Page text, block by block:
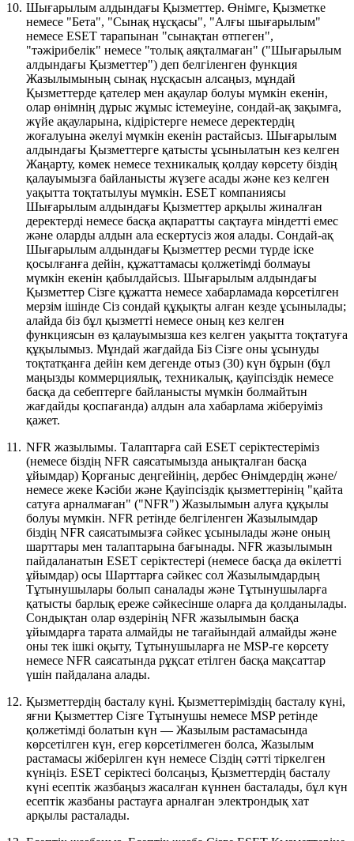
10. Шығарылым алдындағы Қызметтер. Өнімге, Қызметке
немесе "Бета", "Сынақ нұсқасы", "Алғы шығарылым"
немесе ESET тарапынан "сынақтан өтпеген",
"тәжірибелік" немесе "толық аяқталмаған" ("Шығарылым
алдындағы Қызметтер") деп белгіленген функция
Жазылымының сынақ нұсқасын алсаңыз, мұндай
Қызметтерде қателер мен ақаулар болуы мүмкін екенін,
олар өнімнің дұрыс жұмыс істемеуіне, сондай-ақ зақымға,
жүйе ақауларына, кідірістерге немесе деректердің
жоғалуына әкелуі мүмкін екенін растайсыз. Шығарылым
алдындағы Қызметтерге қатысты ұсынылатын кез келген
Жаңарту, көмек немесе техникалық қолдау көрсету біздің
қалауымызға байланысты жүзеге асады және кез келген
уақытта тоқтатылуы мүмкін. ESET компаниясы
Шығарылым алдындағы Қызметтер арқылы жиналған
деректерді немесе басқа ақпаратты сақтауға міндетті емес
және оларды алдын ала ескертусіз жоя алады. Сондай-ақ
Шығарылым алдындағы Қызметтер ресми түрде іске
қосылғанға дейін, құжаттамасы қолжетімді болмауы
мүмкін екенін қабылдайсыз. Шығарылым алдындағы
Қызметтер Сізге құжатта немесе хабарламада көрсетілген
мерзім ішінде Сіз сондай құқықты алған кезде ұсынылады;
алайда біз бұл қызметті немесе оның кез келген
функциясын өз қалауымызша кез келген уақытта тоқтатуға
құқылымыз. Мұндай жағдайда Біз Сізге оны ұсынуды
тоқтатқанға дейін кем дегенде отыз (30) күн бұрын (бұл
маңызды коммерциялық, техникалық, қауіпсіздік немесе
басқа да себептерге байланысты мүмкін болмайтын
жағдайды қоспағанда) алдын ала хабарлама жіберуіміз
қажет.
11. NFR жазылымы. Талаптарға сай ESET серіктестеріміз
(немесе біздің NFR саясатымызда анықталған басқа
ұйымдар) Қорғаныс деңгейінің, дербес Өнімдердің және/
немесе жеке Кәсіби және Қауіпсіздік қызметтерінің "қайта
сатуға арналмаған" ("NFR") Жазылымын алуға құқылы
болуы мүмкін. NFR ретінде белгіленген Жазылымдар
біздің NFR саясатымызға сәйкес ұсынылады және оның
шарттары мен талаптарына бағынады. NFR жазылымын
пайдаланатын ESET серіктестері (немесе басқа да өкілетті
ұйымдар) осы Шарттарға сәйкес сол Жазылымдардың
Тұтынушылары болып саналады және Тұтынушыларға
қатысты барлық ереже сәйкесінше оларға да қолданылады.
Сондықтан олар өздерінің NFR жазылымын басқа
ұйымдарға тарата алмайды не тағайындай алмайды және
оны тек ішкі оқыту, Тұтынушыларға не MSP-ге көрсету
немесе NFR саясатында рұқсат етілген басқа мақсаттар
үшін пайдалана алады.
12. Қызметтердің басталу күні. Қызметтеріміздің басталу күні,
яғни Қызметтер Сізге Тұтынушы немесе MSP ретінде
қолжетімді болатын күн — Жазылым растамасында
көрсетілген күн, егер көрсетілмеген болса, Жазылым
растамасы жіберілген күн немесе Сіздің сәтті тіркелген
күніңіз. ESET серіктесі болсаңыз, Қызметтердің басталу
күні есептік жазбаңыз жасалған күннен басталады, бұл күн
есептік жазбаны растауға арналған электрондық хат
арқылы расталады.